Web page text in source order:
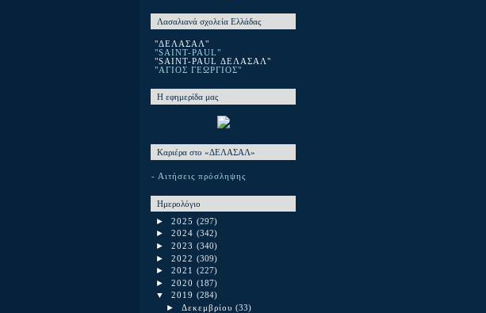
Λασαλιανά σχολεία Ελλάδας
"ΔΕΛΑΣΑΛ"
"SAINT-PAUL"
"SAINT-PAUL ΔΕΛΑΣΑΛ"
"ΑΓΙΟΣ ΓΕΩΡΓΙΟΣ"
Η εφημερίδα μας
Καριέρα στο «ΔΕΛΑΣΑΛ»
- Αιτήσεις πρόσληψης
Ημερολόγιο
► 2025 (297)
► 2024 (342)
► 2023 (340)
► 2022 (309)
► 2021 (227)
► 2020 (187)
▼ 2019 (284)
► Δεκεμβρίου (33)